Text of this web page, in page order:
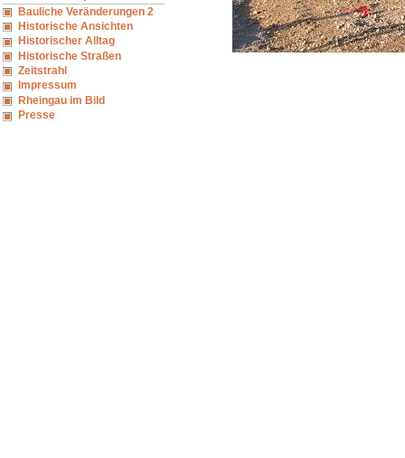
Bauliche Veränderungen 2
Historische Ansichten
Historischer Alltag
Historische Straßen
Zeitstrahl
Impressum
Rheingau im Bild
Presse